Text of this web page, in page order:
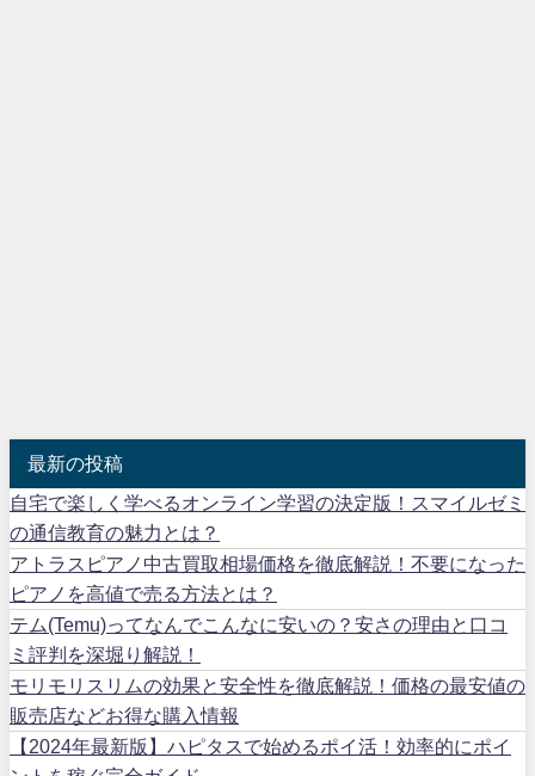
最新の投稿
自宅で楽しく学べるオンライン学習の決定版！スマイルゼミ
の通信教育の魅力とは？
アトラスピアノ中古買取相場価格を徹底解説！不要になった
ピアノを高値で売る方法とは？
テム(Temu)ってなんでこんなに安いの？安さの理由と口コ
ミ評判を深堀り解説！
モリモリスリムの効果と安全性を徹底解説！価格の最安値の
販売店などお得な購入情報
【2024年最新版】ハピタスで始めるポイ活！効率的にポイ